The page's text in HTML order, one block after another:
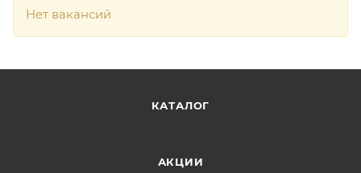
Нет вакансий
КАТАЛОГ
АКЦИИ